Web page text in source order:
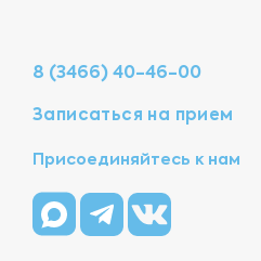
8 (3466) 40-46-00
Записаться на прием
Присоединяйтесь к нам